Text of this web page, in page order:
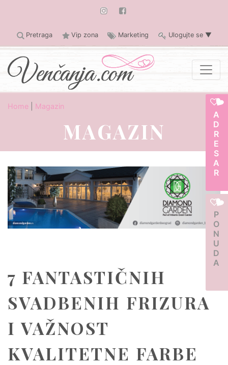
Pretraga Vip zona Marketing Ulogujte se ▼
ADRESAR
PONUDA
Home Magazin
MAGAZIN
7 FANTASTIČNIH
SVADBENIH FRIZURA
I VAŽNOST
KVALITETNE FARBE